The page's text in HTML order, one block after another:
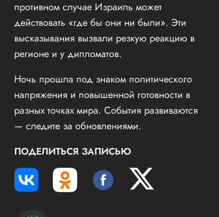
противном случае Израиль может
действовать «где бы они ни были». Эти
высказывания вызвали резкую реакцию в
регионе и у дипломатов.
Ночь прошла под знаком политического
напряжения и повышенной готовности в
разных точках мира. События развиваются
— следите за обновлениями.
ПОДЕЛИТЬСЯ ЗАПИСЬЮ